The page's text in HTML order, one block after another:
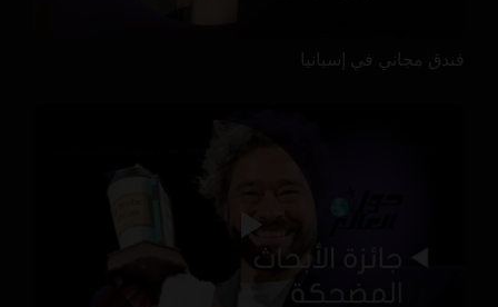
فندق مجاني في إسبانيا